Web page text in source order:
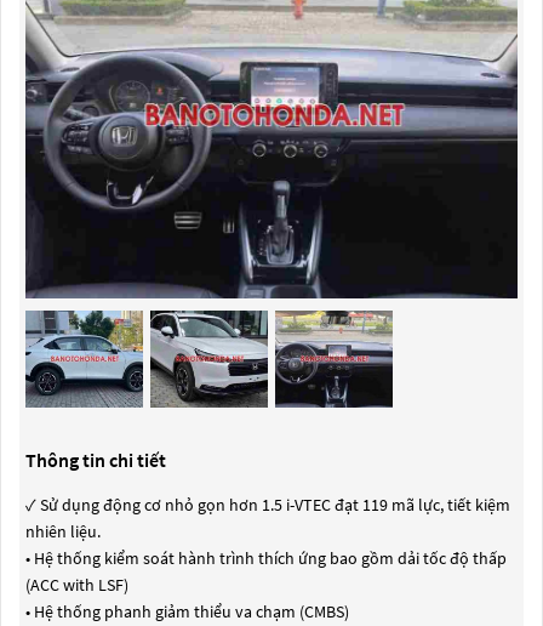
Thông tin chi tiết
✓️ Sử dụng động cơ nhỏ gọn hơn 1.5 i-VTEC đạt 119 mã lực, tiết kiệm
nhiên liệu.
• Hệ thống kiểm soát hành trình thích ứng bao gồm dải tốc độ thấp
(ACC with LSF)
• Hệ thống phanh giảm thiểu va chạm (CMBS)